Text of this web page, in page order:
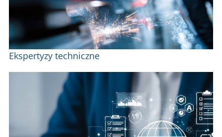
Ekspertyzy techniczne